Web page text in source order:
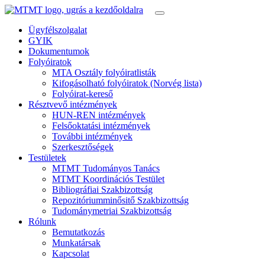
Ügyfélszolgalat
GYIK
Dokumentumok
Folyóiratok
MTA Osztály folyóiratlisták
Kifogásolható folyóiratok (Norvég lista)
Folyóirat-kereső
Résztvevő intézmények
HUN-REN intézmények
Felsőoktatási intézmények
További intézmények
Szerkesztőségek
Testületek
MTMT Tudományos Tanács
MTMT Koordinációs Testület
Bibliográfiai Szakbizottság
Repozitóriumminősitő Szakbizottság
Tudománymetriai Szakbizottság
Rólunk
Bemutatkozás
Munkatársak
Kapcsolat